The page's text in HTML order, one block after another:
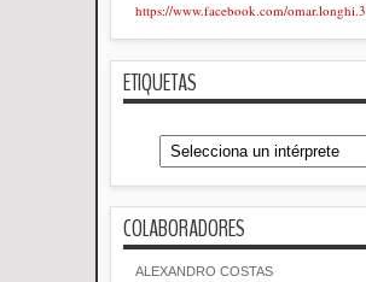
https://www.facebook.com/omar.longhi.3
ETIQUETAS
COLABORADORES
ALEXANDRO COSTAS